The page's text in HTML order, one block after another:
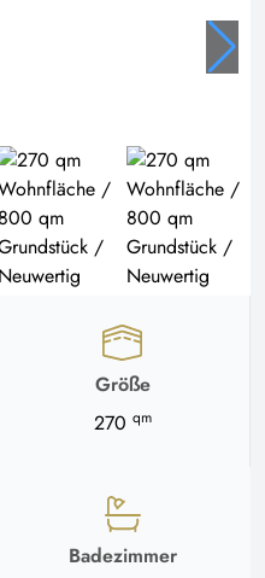
Größe
270 qm
Badezimmer